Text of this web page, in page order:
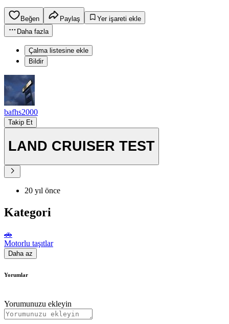
Beğen Paylaş
Yer işareti ekle
Daha fazla
Çalma listesine ekle
Bildir
bafhs2000
Takip Et
LAND CRUISER TEST
20 yıl önce
Kategori
🚗
Motorlu taşıtlar
Daha az
Yorumlar
Yorumunuzu ekleyin